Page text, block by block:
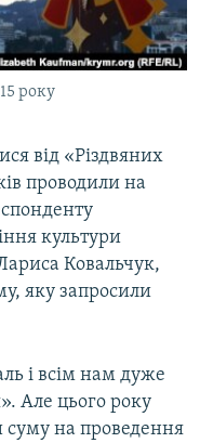
року
від «Різдвяних
проводили на
культури
Лариса Ковальчук,
яку запросили
і всім нам дуже
Але цього року
суму на проведення